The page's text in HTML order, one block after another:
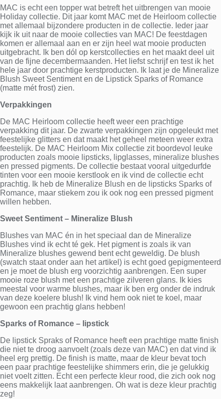
MAC is echt een topper wat betreft het uitbrengen van mooie
Holiday collectie. Dit jaar komt MAC met de Heirloom collectie
met allemaal bijzondere producten in de collectie. Ieder jaar
kijk ik uit naar de mooie collecties van MAC! De feestdagen
komen er allemaal aan en er zijn heel wat mooie producten
uitgebracht. Ik ben dól op kerstcollecties en het maakt deel uit
van de fijne decembermaanden. Het liefst schrijf en test ik het
hele jaar door prachtige kerstproducten. Ik laat je de Mineralize
Blush Sweet Sentiment en de Lipstick Sparks of Romance
(matte mét frost) zien.
Verpakkingen
De MAC Heirloom collectie heeft weer een prachtige
verpakking dit jaar. De zwarte verpakkingen zijn opgeleukt met
feestelijke glitters en dat maakt het geheel meteen weer extra
feestelijk. De MAC Heirloom Mix collectie zit boordevol leuke
producten zoals mooie lipsticks, lipglasses, mineralize blushes
en pressed pigments. De collectie bestaat vooral uitgedurfde
tinten voor een mooie kerstlook en ik vind de collectie echt
prachtig. Ik heb de Mineralize Blush en de lipsticks Sparks of
Romance, maar stiekem zou ik ook nog een pressed pigment
willen hebben.
Sweet Sentiment – Mineralize Blush
Blushes van MAC én in het speciaal dan de Mineralize
Blushes vind ik echt té gek. Het pigment is zoals ik van
Mineralize blushes gewend bent echt geweldig. De blush
(swatch staat onder aan het artikel) is echt goed gepigmenteerd
en je moet de blush erg voorzichtig aanbrengen. Een super
mooie roze blush met een prachtige zilveren glans. Ik kies
meestal voor warme blushes, maar ik ben erg onder de indruk
van deze koelere blush! Ik vind hem ook niet te koel, maar
gewoon een prachtig glans hebben!
Sparks of Romance – lipstick
De lipstick Spraks of Romance heeft een prachtige matte finish
die niet te droog aanvoelt (zoals deze van MAC) en dat vind ik
heel erg prettig. De finish is matte, maar de kleur bevat toch
een paar prachtige feestelijke shimmers erin, die je gelukkig
niet voelt zitten. Echt een perfecte kleur rood, die zich ook nog
eens makkelijk laat aanbrengen. Oh wat is deze kleur prachtig
zeg!